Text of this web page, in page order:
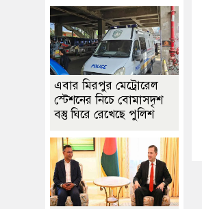
এবার মিরপুর মেট্রোরেল
স্টেশনের নিচে বোমাসদৃশ
বস্তু ঘিরে রেখেছে পুলিশ